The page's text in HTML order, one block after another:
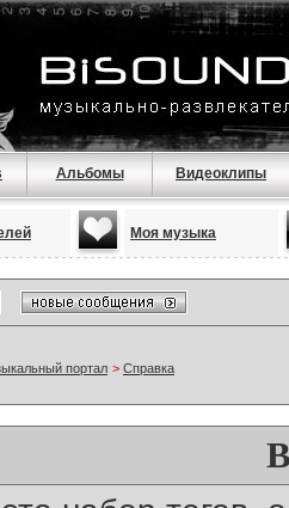
Альбомы Видеоклипы
Моя музыка
портал > Справка